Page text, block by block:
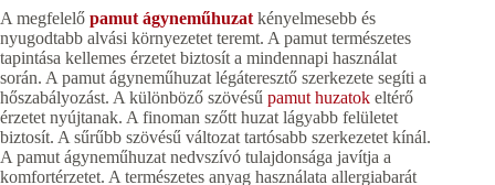
A megfelelő pamut ágyneműhuzatkényelmesebb és
nyugodtabb alvási környezetet teremt. A pamut természetes
tapintása kellemes érzetet biztosít a mindennapi használat
során. A pamut ágyneműhuzat légáteresztő szerkezete segíti a
hőszabályozást. A különböző szövésű pamut huzatok eltérő
érzetet nyújtanak. A finoman szőtt huzat lágyabb felületet
biztosít. A sűrűbb szövésű változat tartósabb szerkezetet kínál.
A pamut ágyneműhuzat nedvszívó tulajdonsága javítja a
komfortérzetet. A természetes anyag használata allergiabarát